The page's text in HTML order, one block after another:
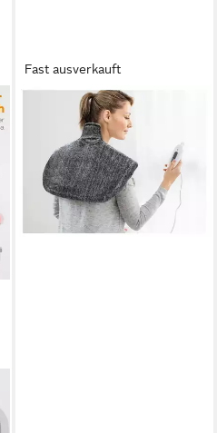
Fast ausverkauft
Schulter-/Nacken-Heizkissen
Schulterheizkissen
Nackenwärmer Wärmkissen
SHK 50 6 Stufen 90min grau
22,99 €
lieferbar - in 3-4 Werktagen bei dir